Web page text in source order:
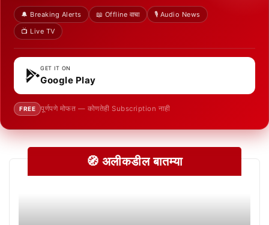
🔔 Breaking Alerts 📖 Offline वाचा
🎙️ Audio News
📺 Live TV
GET IT ON
Google Play
FREE पूर्णपणे मोफत — कोणतेही Subscription नाही
🧭 अलीकडील बातम्या